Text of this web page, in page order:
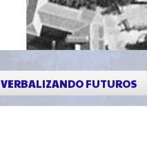
VERBALIZANDO FUTUROS